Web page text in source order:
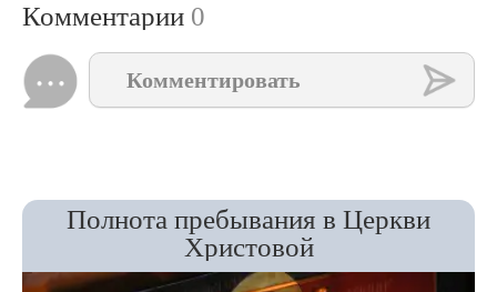
Комментарии 0
Комментировать
Полнота пребывания в Церкви
Христовой